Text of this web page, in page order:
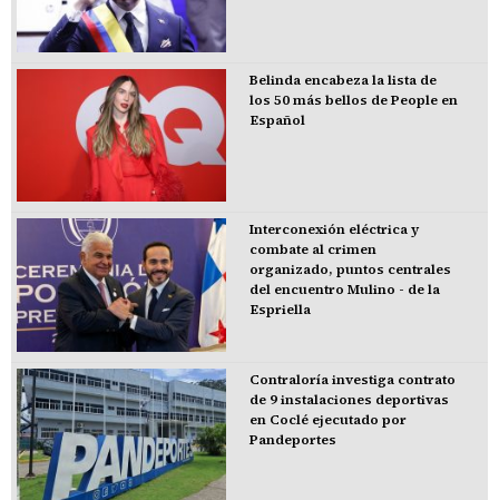
Belinda encabeza la lista de
los 50 más bellos de People en
Español
Interconexión eléctrica y
combate al crimen
organizado, puntos centrales
del encuentro Mulino - de la
Espriella
Contraloría investiga contrato
de 9 instalaciones deportivas
en Coclé ejecutado por
Pandeportes